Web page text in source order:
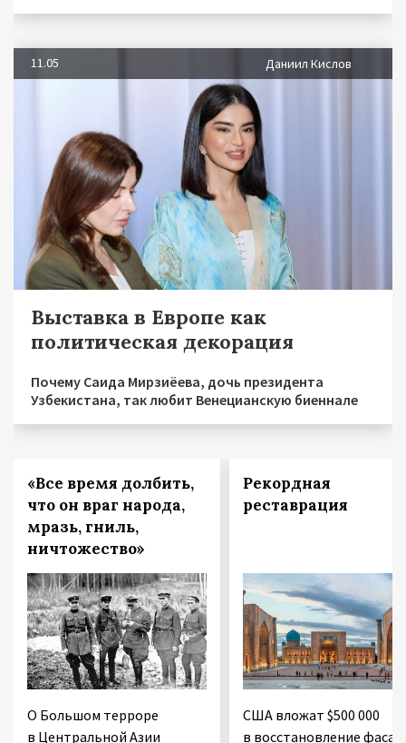
11.05 Даниил Кислов
Выставка в Европе как
политическая декорация
Почему Саида Мирзиёева, дочь президента
Узбекистана, так любит Венецианскую биеннале
«Все время долбить,
что он враг народа,
мразь, гниль,
ничтожество»
О Большом терроре
в Центральной Азии
Рекордная
реставрация
США вложат $500 000
в восстановление